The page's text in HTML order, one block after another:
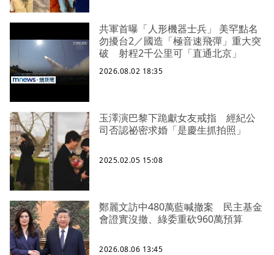
共軍首曝「人形機器士兵」 美罕點名
勿擾台2／國造「極音速飛彈」重大突
破 射程2千公里可「直通北京」
2026.08.02 18:35
玉澤演巴黎下跪獻女友戒指 經紀公
司否認祕密求婚「是慶生抓拍照」
2025.02.05 15:08
鄭麗文訪中480萬藍喊撤案 民主基金
會證實沒撤、綠委重砍960萬預算
2026.08.06 13:45